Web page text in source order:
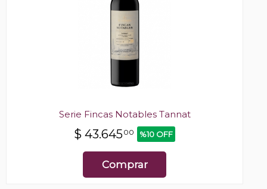
Serie Fincas Notables Tannat
$ 43.64500 %10 OFF
Comprar